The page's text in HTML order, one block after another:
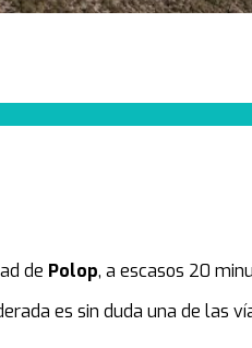
de Polop, a escasos 20
es sin duda una de las